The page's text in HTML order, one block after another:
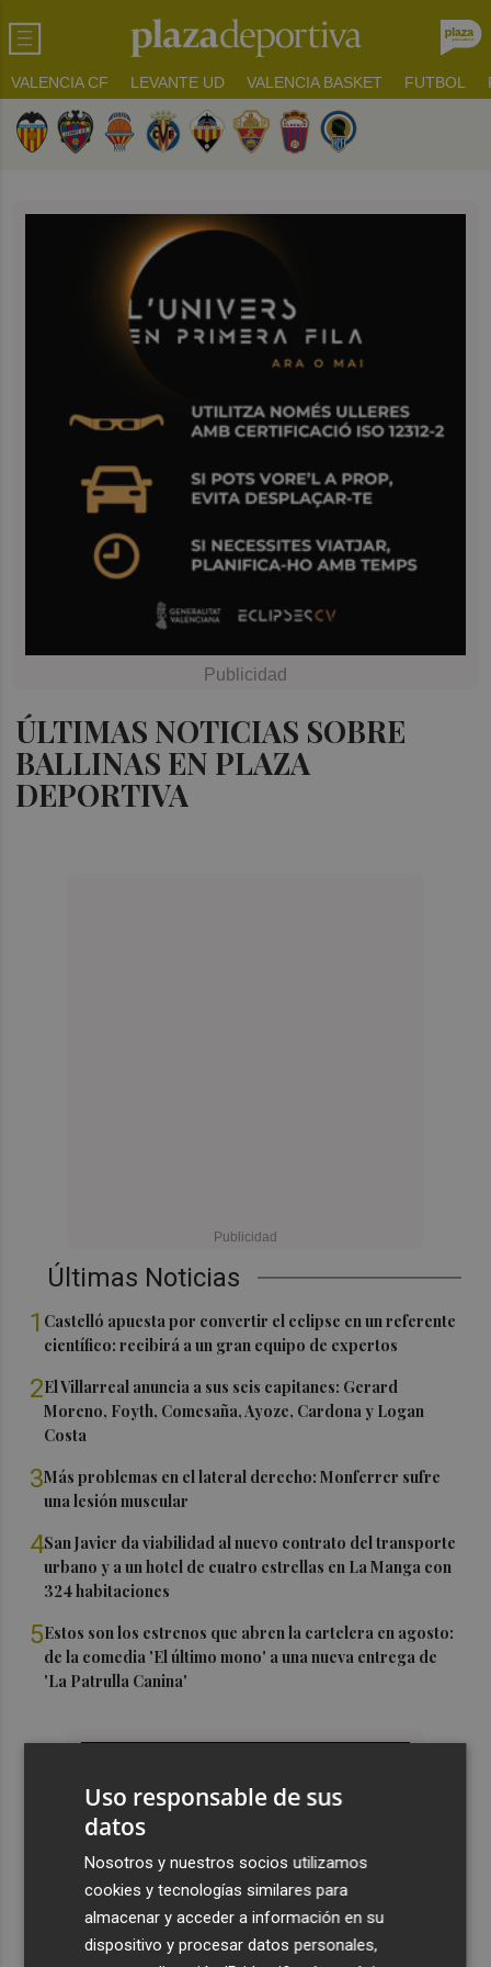
VALENCIA CF LEVANTE UD VALENCIA BASKET FUTBOL
ÚLTIMAS NOTICIAS SOBRE
BALLINAS EN PLAZA
DEPORTIVA
Últimas Noticias
1 Castelló apuesta por convertir el eclipse en un referente
científico: recibirá a un gran equipo de expertos
2El Villarreal anuncia a sus seis capitanes: Gerard
Moreno, Foyth, Comesaña, Ayoze, Cardona y Logan
Costa
3Más problemas en el lateral derecho: Monferrer sufre
una lesión muscular
4San Javier da viabilidad al nuevo contrato del transporte
urbano y a un hotel de cuatro estrellas en La Manga con
324 habitaciones
5Estos son los estrenos que abren la cartelera en agosto:
de la comedia 'El último mono' a una nueva entrega de
'La Patrulla Canina'
Uso responsable de sus
datos
Nosotros y nuestros socios utilizamos
cookies y tecnologías similares para
almacenar y acceder a información en su
dispositivo y procesar datos personales,